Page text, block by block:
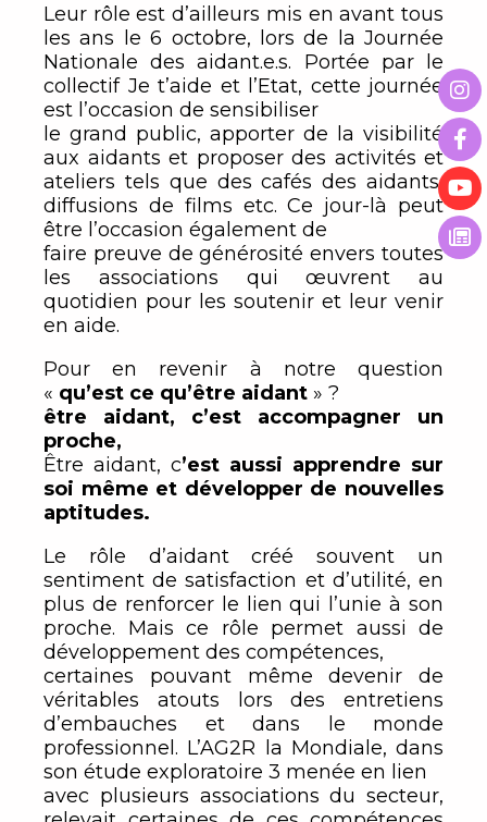
Leur rôle est d’ailleurs mis en avant tous
les ans le 6 octobre, lors de la Journée
Nationale des aidant.e.s. Portée par le
collectif Je t’aide et l’Etat, cette journée
est l’occasion de sensibiliser
le grand public, apporter de la visibilité
aux aidants et proposer des activités et
ateliers tels que des cafés des aidants,
diffusions de films etc. Ce jour-là peut
être l’occasion également de
faire preuve de générosité envers toutes
les associations qui œuvrent au
quotidien pour les soutenir et leur venir
en aide.
Pour en revenir à notre question
« qu’est ce qu’être aidant » ?
être aidant, c’est accompagner un
proche,
Être aidant, c’est aussi apprendre sur
soi même et développer de nouvelles
aptitudes.
Le rôle d’aidant créé souvent un
sentiment de satisfaction et d’utilité, en
plus de renforcer le lien qui l’unie à son
proche. Mais ce rôle permet aussi de
développement des compétences,
certaines pouvant même devenir de
véritables atouts lors des entretiens
d’embauches et dans le monde
professionnel. L’AG2R la Mondiale, dans
son étude exploratoire 3 menée en lien
avec plusieurs associations du secteur,